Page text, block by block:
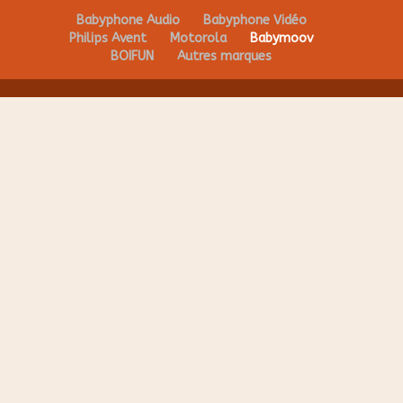
Babyphone Audio
Babyphone Vidéo
Philips Avent
Motorola
Babymoov
BOIFUN
Autres marques